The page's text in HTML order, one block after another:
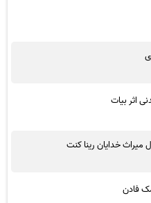
اثر بیات
میراث خدایان رینا کنت
فادن